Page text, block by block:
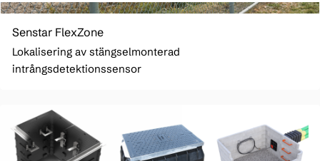
Senstar FlexZone
Lokalisering av stängselmonterad
intrångsdetektionssensor